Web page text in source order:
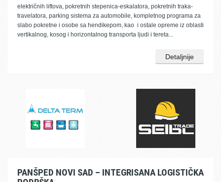
električnih liftova, pokretnih stepenica-eskalatora, pokretnih traka-
travelatora, parking sistema za automobile, kompletnog programa za
slabo pokretne i osobe sa hendikepom, kao i ostale opreme iz oblasti
vertikalnog, kosog i horizontalnog transporta ljudi i tereta...
Detaljnije
PANŠPED NOVI SAD – INTEGRISANA LOGISTIČKA